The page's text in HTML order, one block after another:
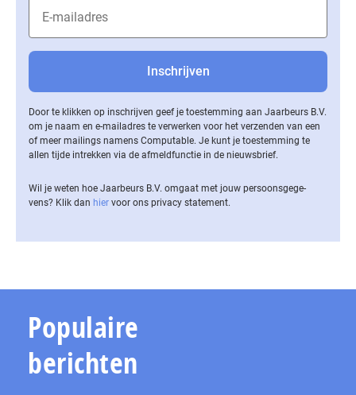
Door te klikken op inschrijven geef je toestemming aan Jaarbeurs B.V.
om je naam en e-mailadres te verwerken voor het verzenden van een
of meer mailings namens Computable. Je kunt je toestemming te
allen tijde intrekken via de af­meld­func­tie in de nieuwsbrief.
Wil je weten hoe Jaarbeurs B.V. omgaat met jouw per­soons­ge­ge­
vens? Klik dan hier voor ons privacy statement.
Populaire
berichten